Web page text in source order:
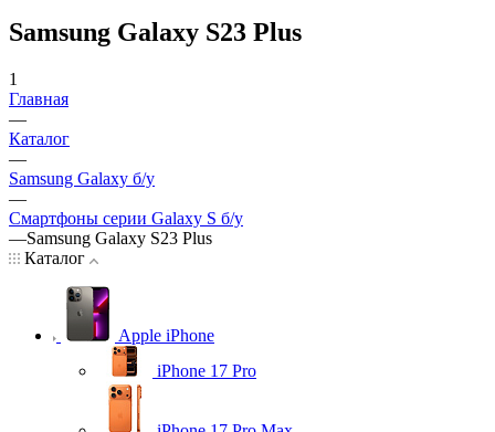
Samsung Galaxy S23 Plus
1
Главная
—
Каталог
—
Samsung Galaxy б/у
—
Смартфоны серии Galaxy S б/у
—Samsung Galaxy S23 Plus
Каталог
Apple iPhone
iPhone 17 Pro